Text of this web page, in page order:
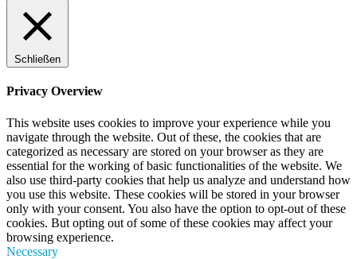
Schließen
Privacy Overview
This website uses cookies to improve your experience while you
navigate through the website. Out of these, the cookies that are
categorized as necessary are stored on your browser as they are
essential for the working of basic functionalities of the website. We
also use third-party cookies that help us analyze and understand how
you use this website. These cookies will be stored in your browser
only with your consent. You also have the option to opt-out of these
cookies. But opting out of some of these cookies may affect your
browsing experience.
Necessary